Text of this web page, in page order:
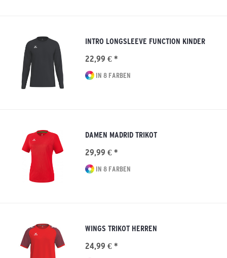
INTRO LONGSLEEVE FUNCTION KINDER
22,99 € *
IN 8 FARBEN
DAMEN MADRID TRIKOT
29,99 € *
IN 8 FARBEN
WINGS TRIKOT HERREN
24,99 € *